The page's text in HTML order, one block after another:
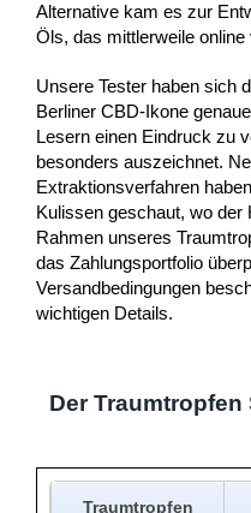
Alternative kam es zur
Öls, das mittlerweile online
Unsere Tester haben sich
Berliner CBD-Ikone
Lesern einen Eindruck zu
besonders auszeichnet.
Extraktionsverfahren
Kulissen geschaut, wo der
Rahmen unseres
das Zahlungsportfolio
Versandbedingungen
wichtigen Details.
Der
Traumtropfen